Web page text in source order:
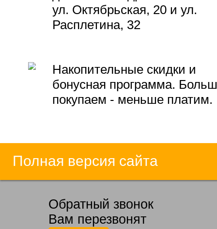
ул. Октябрьская, 20 и ул.
Расплетина, 32
Накопительные скидки и
бонусная программа.
покупаем - меньше платим.
Полная версия сайта
Обратный звонок
Вам перезвонят